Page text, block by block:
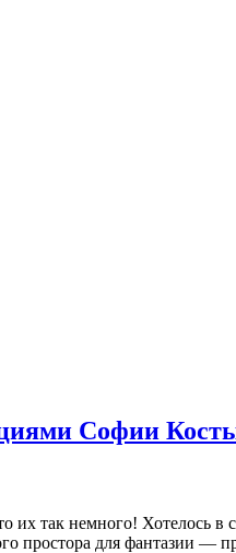
Софии
так немного! Хотелось
простора для фантазии —